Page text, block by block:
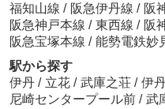
福知山線 / 阪急伊丹線 / 阪
阪急神戸本線 / 東西線 / 阪
阪急宝塚本線 / 能勢電鉄妙
駅から探す
伊丹 / 立花 / 武庫之荘 / 伊
尼崎センタープール前 / 武